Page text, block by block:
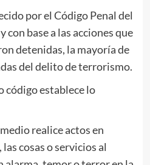
por el Código Penal del
con base a las acciones que
detenidas, la mayoría de
del delito de terrorismo.
código establece lo
realice actos en
cosas o servicios al